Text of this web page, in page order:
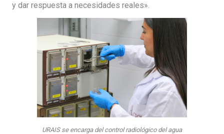
y dar respuesta a necesidades reales».
URAIS se encarga del control radiológico del agua